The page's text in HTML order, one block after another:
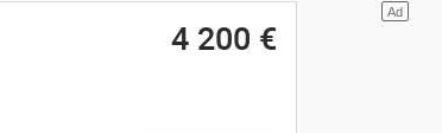
4 200 €